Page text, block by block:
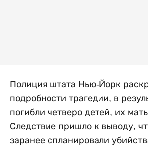
Полиция штата Нью-Йорк
подробности трагедии, в
погибли четверо детей, их
Следствие пришло к выводу,
заранее спланировали